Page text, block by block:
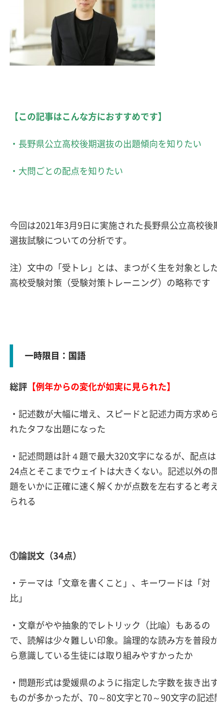
【この記事はこんな方におすすめです】
・長野県公立高校後期選抜の出題傾向を知りたい
・大問ごとの配点を知りたい
今回は2021年3月9日に実施された長野県公立高校後
選抜試験についての分析です。
注）文中の「受トレ」とは、まつがく生を対象とし
高校受験対策（受験対策トレーニング）の略称です
一時限目：国語
総評 【例年からの変化が如実に見られた】
・記述数が大幅に増え、スピードと記述力両方求め
れたタフな出題になった
・記述問題は計４題で最大320文字になるが、配点は
24点とそこまでウェイトは大きくない。記述以外の
題をいかに正確に速く解くかが点数を左右すると考
られる
①論説文（34点）
・テーマは「文章を書くこと」、キーワードは「対
比」
・文章がやや抽象的でレトリック（比喩）もあるの
で、読解は少々難しい印象。論理的な読み方を普段
ら意識している生徒には取り組みやすかったか
・問題形式は愛媛県のように指定した字数を抜き出
ものが多かったが、70～80文字と70～90文字の記述